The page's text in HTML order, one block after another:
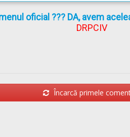
oficial ??? DA, avem
DRPCIV
Încarcă primele